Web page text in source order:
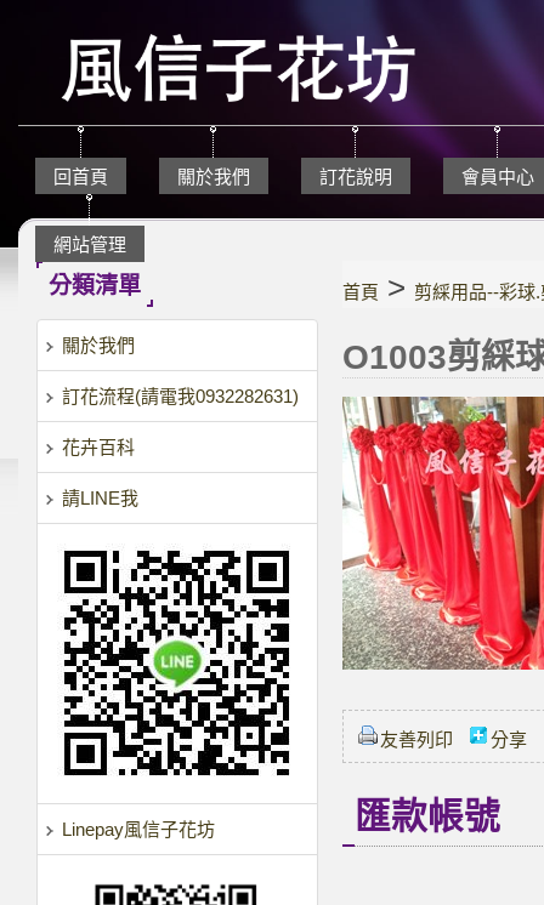
回首頁 關於我們 訂花說明 會員中心
網站管理
分類清單
關於我們
訂花流程(請電我0932282631)
花卉百科
請LINE我
Linepay風信子花坊
首頁 > 剪綵用品--彩球
O1003剪綵
友善列印 分享
匯款帳號